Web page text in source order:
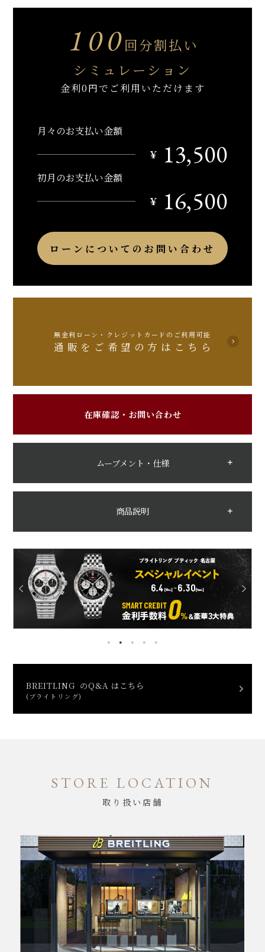
100回分割払い
シミュレーション
金利0円でご利用いただけます
月々のお支払い金額
￥
13,500
初月のお支払い金額
￥
16,500
ローンについてのお問い合わせ
無金利ローン・クレジットカードのご利用可能
通販をご希望の方はこちら
在庫確認・お問い合わせ
ムーブメント・仕様
商品説明
BREITLING のQ&A はこちら
(ブライトリング)
STORE LOCATION
取り扱い店舗